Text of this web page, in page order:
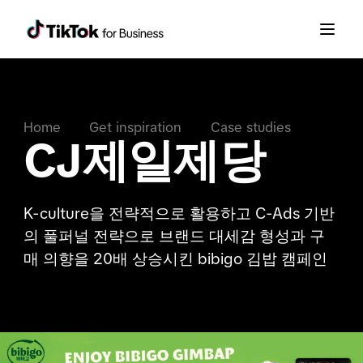
Home Get inspiration Case studies
CJ제일제당
K-culture을 전략적으로 활용하고 C-Ads 기반
의 풀퍼널 전략으로 브랜드 대세감 형성과 구
매 의향을 20배 상승시킨 bibigo 김밥 캠페인